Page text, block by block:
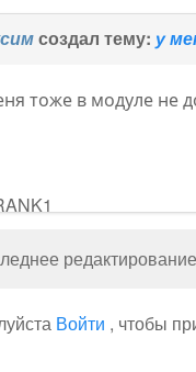
создал тему: у
тоже в модуле не
Войти , чтобы